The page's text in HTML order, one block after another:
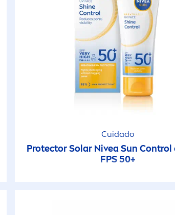
Cuidado
Protector Solar NiveaSun Control
FPS 50+